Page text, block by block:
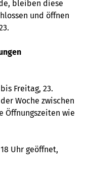
bleiben diese
und öffnen
Freitag, 23.
Woche zwischen
Öffnungszeiten wie
Uhr geöffnet,